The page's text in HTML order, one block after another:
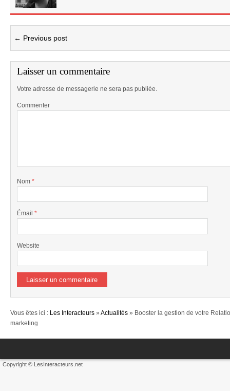
← Previous post
Laisser un commentaire
Votre adresse de messagerie ne sera pas publiée.
Commenter
Nom *
Émail *
Website
Vous êtes ici : Les Interacteurs » Actualités » Booster la gestion de votre
marketing
Copyright © LesInteracteurs.net